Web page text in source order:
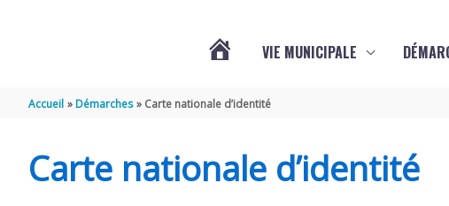
VIE MUNICIPALE
Accueil Démarches Carte nationale d’identité
Carte nationale d’identité